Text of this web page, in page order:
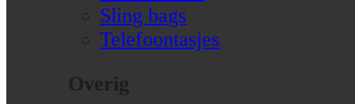
Sling bags
Telefoontasjes
Overig